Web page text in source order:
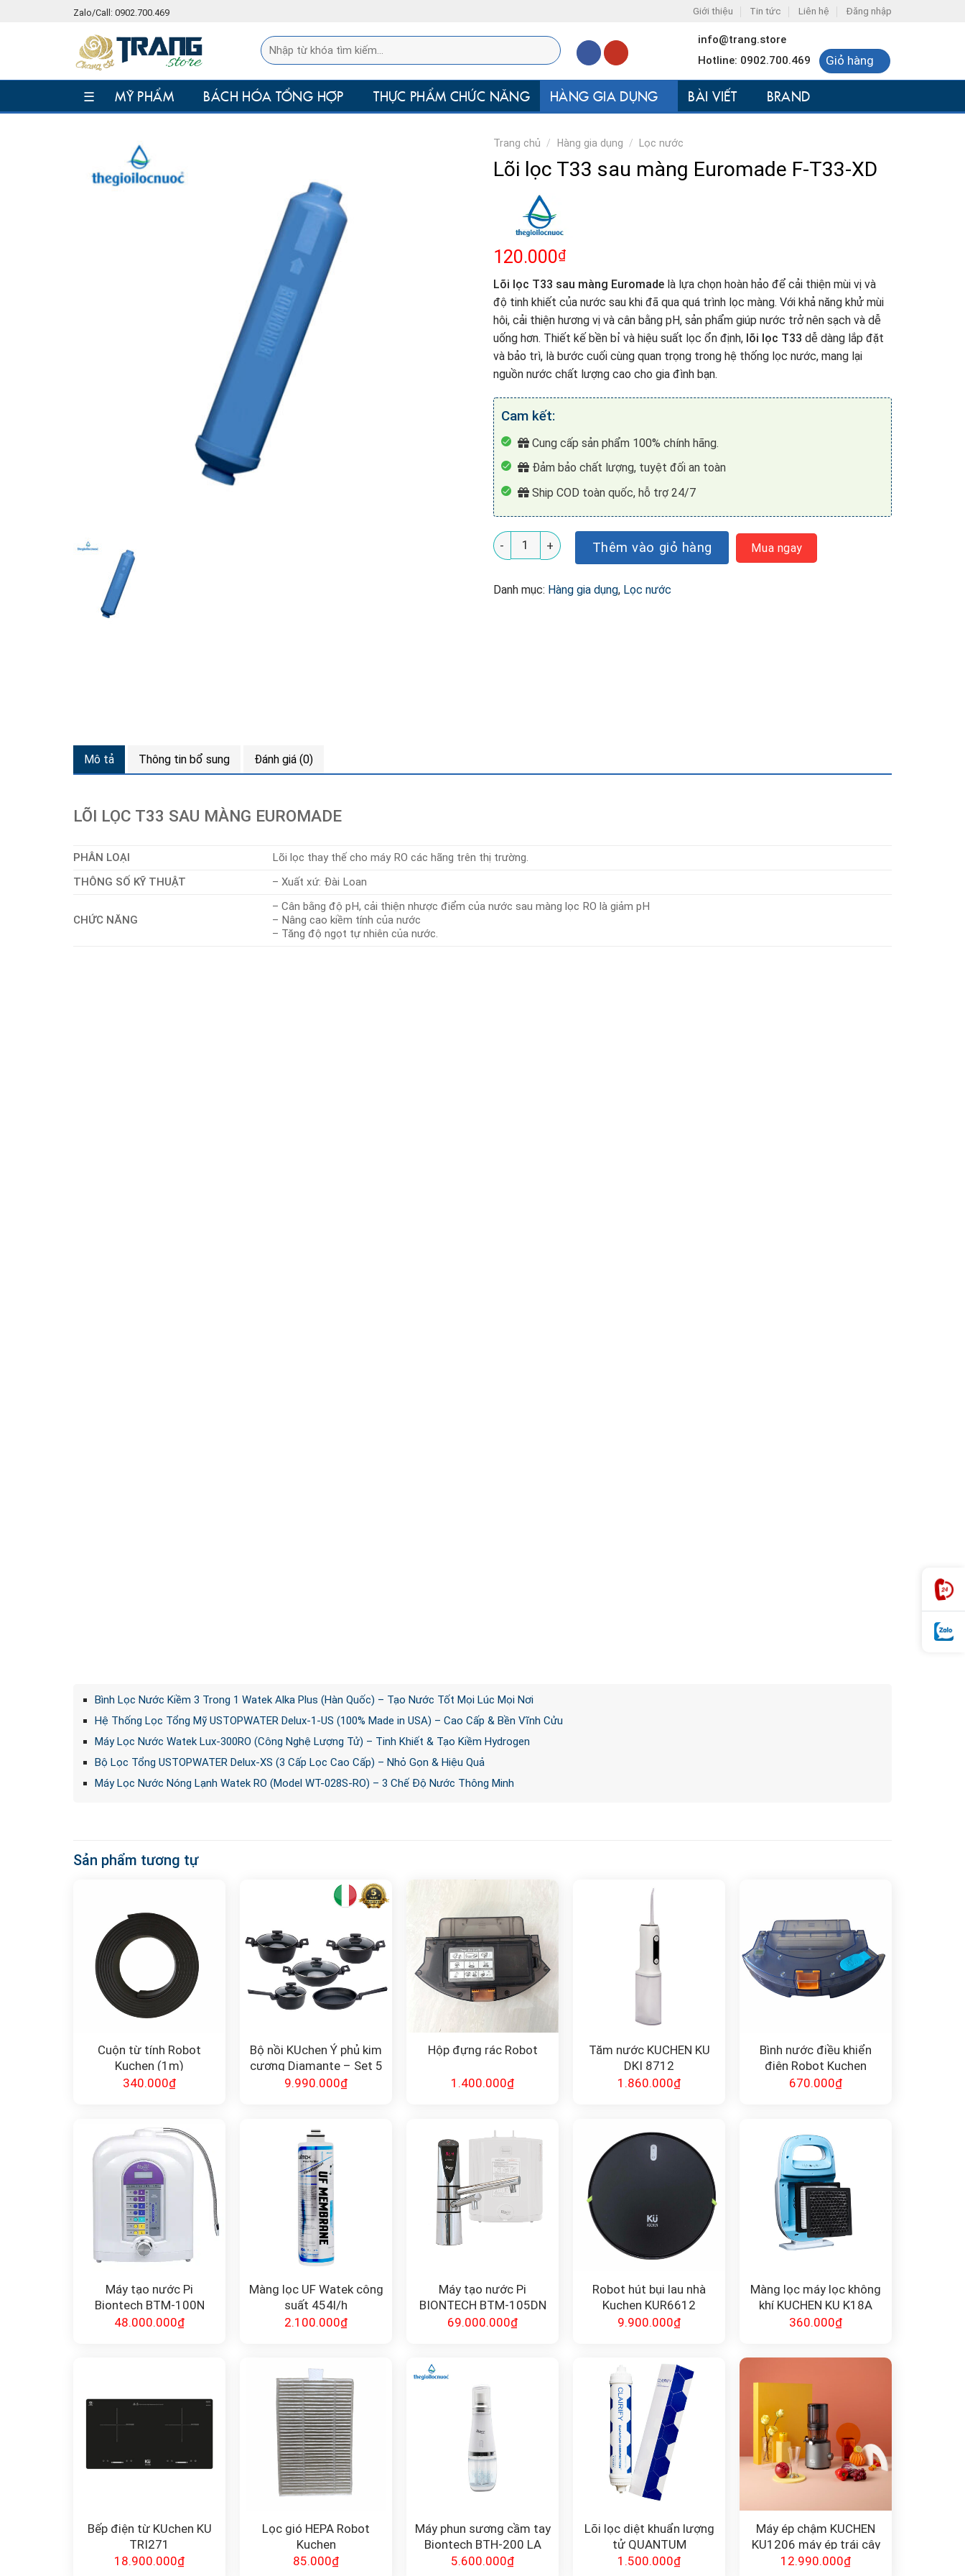
Zalo/Call: 0902.700.469 Giới thiệu Tin tức Liên hệ Đăng nhập
info@trang.store
Hotline: 0902.700.469
Giỏ hàng
☰ MỸ PHẨM BÁCH HÓA TỔNG HỢP THỰC PHẨM CHỨC NĂNG HÀNG GIA DỤNG BÀI VIẾT BRAND
Trang chủ / Hàng gia dụng / Lọc nước
Lõi lọc T33 sau màng Euromade F-T33-XD
120.000₫
Lõi lọc T33 sau màng Euromade là lựa chọn hoàn hảo để cải thiện mùi vị và
độ tinh khiết của nước sau khi đã qua quá trình lọc màng. Với khả năng khử mùi
hôi, cải thiện hương vị và cân bằng pH, sản phẩm giúp nước trở nên sạch và dễ
uống hơn. Thiết kế bền bỉ và hiệu suất lọc ổn định, lõi lọc T33 dễ dàng lắp đặt
và bảo trì, là bước cuối cùng quan trọng trong hệ thống lọc nước, mang lại
nguồn nước chất lượng cao cho gia đình bạn.
Cam kết:
Cung cấp sản phẩm 100% chính hãng.
Đảm bảo chất lượng, tuyệt đối an toàn
Ship COD toàn quốc, hỗ trợ 24/7
Lõi lọc T33 sau màng Euromade F-T33-XD số lượng
Thêm vào giỏ hàng Mua ngay
Danh mục: Hàng gia dụng, Lọc nước
Mô tả Thông tin bổ sung Đánh giá (0)
LÕI LỌC T33 SAU MÀNG EUROMADE
PHÂN LOẠI
Lõi lọc thay thế cho máy RO các hãng trên thị trường.
THÔNG SỐ KỸ THUẬT
– Xuất xứ: Đài Loan
CHỨC NĂNG
– Cân bằng độ pH, cải thiện nhược điểm của nước sau màng lọc RO là giảm pH
– Nâng cao kiềm tính của nước
– Tăng độ ngọt tự nhiên của nước.
Bình Lọc Nước Kiềm 3 Trong 1 Watek Alka Plus (Hàn Quốc) – Tạo Nước Tốt Mọi Lúc Mọi Nơi
Hệ Thống Lọc Tổng Mỹ USTOPWATER Delux-1-US (100% Made in USA) – Cao Cấp & Bền Vĩnh Cửu
Máy Lọc Nước Watek Lux-300RO (Công Nghệ Lượng Tử) – Tinh Khiết & Tạo Kiềm Hydrogen
Bộ Lọc Tổng USTOPWATER Delux-XS (3 Cấp Lọc Cao Cấp) – Nhỏ Gọn & Hiệu Quả
Máy Lọc Nước Nóng Lạnh Watek RO (Model WT-028S-RO) – 3 Chế Độ Nước Thông Minh
Sản phẩm tương tự
Cuộn từ tính Robot
Kuchen (1m)
340.000₫
Bộ nồi KUchen Ý phủ kim
cương Diamante – Set 5
món
9.990.000₫
Hộp đựng rác Robot
1.400.000₫
Tăm nước KUCHEN KU
DKI 8712
1.860.000₫
Bình nước điều khiển
điện Robot Kuchen
670.000₫
Máy tạo nước Pi
Biontech BTM-100N
48.000.000₫
Màng lọc UF Watek công
suất 454l/h
2.100.000₫
Máy tạo nước Pi
BIONTECH BTM-105DN
69.000.000₫
Robot hút bụi lau nhà
Kuchen KUR6612
9.900.000₫
Màng lọc máy lọc không
khí KUCHEN KU K18A
360.000₫
Bếp điện từ KUchen KU
TRI271
18.900.000₫
Lọc gió HEPA Robot
Kuchen
85.000₫
Máy phun sương cầm tay
Biontech BTH-200 LA
SHIELD
5.600.000₫
Lõi lọc diệt khuẩn lượng
tử QUANTUM
DISINFECTION F-QD10
1.500.000₫
Máy ép chậm KUCHEN
KU1206 máy ép trái cây
12.990.000₫